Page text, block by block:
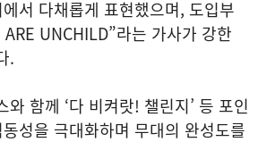
서 다채롭게 표현했으며, 도입부
UNCHILD”라는 가사가 강한
.
와 함께 ‘다 비켜랏! 챌린지’ 등 포인
성을 극대화하며 무대의 완성도를